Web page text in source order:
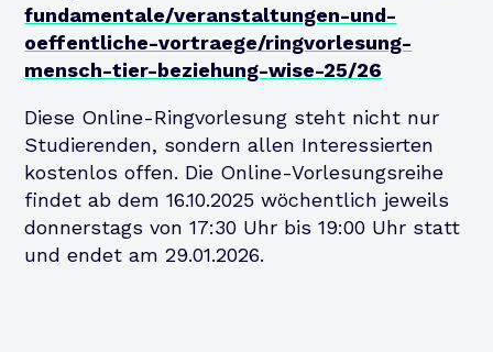
fundamentale/veranstaltungen-und-
oeffentliche-vortraege/ringvorlesung-
mensch-tier-beziehung-wise-25/26
Diese Online-Ringvorlesung steht nicht nur
Studierenden, sondern allen Interessierten
kostenlos offen. Die Online-Vorlesungsreihe
findet ab dem 16.10.2025 wöchentlich jeweils
donnerstags von 17:30 Uhr bis 19:00 Uhr statt
und endet am 29.01.2026.